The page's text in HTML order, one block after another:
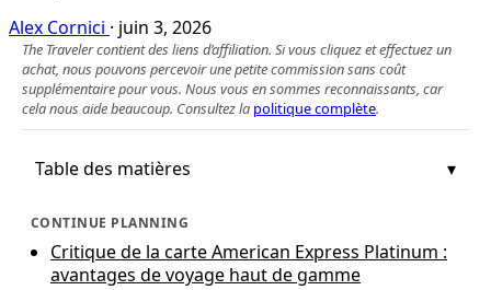
Alex Cornici · juin 3, 2026
The Traveler contient des liens d’affiliation. Si vous cliquez et effectuez un
achat, nous pouvons percevoir une petite commission sans coût
supplémentaire pour vous. Nous vous en sommes reconnaissants, car
cela nous aide beaucoup. Consultez la politique complète.
Table des matières
CONTINUE PLANNING
Critique de la carte American Express Platinum :
avantages de voyage haut de gamme